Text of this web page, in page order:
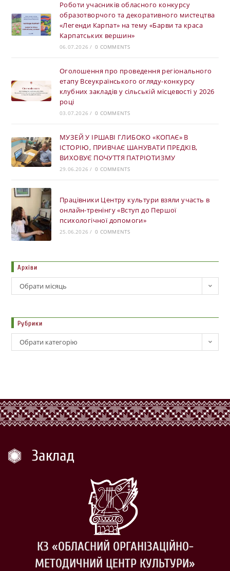
Роботи учасників обласного конкурсу
образотворчого та декоративного мистецтва
«Легенди Карпат» на тему «Барви та краса
Карпатських вершин»
06.07.2026 / 0 COMMENTS
Оголошення про проведення регіонального
етапу Всеукраїнського огляду-конкурсу
клубних закладів у сільській місцевості у 2026
році
03.07.2026 / 0 COMMENTS
МУЗЕЙ У ІРШАВІ ГЛИБОКО «КОПАЄ» В
ІСТОРІЮ, ПРИВЧАЄ ШАНУВАТИ ПРЕДКІВ,
ВИХОВУЄ ПОЧУТТЯ ПАТРІОТИЗМУ
29.06.2026 / 0 COMMENTS
Працівники Центру культури взяли участь в
онлайн-тренінгу «Вступ до Першої
психологічної допомоги»
25.06.2026 / 0 COMMENTS
Архіви
Обрати місяць
Рубрики
Обрати категорію
Заклад
КЗ «ОБЛАСНИЙ ОРГАНІЗАЦІЙНО-
МЕТОДИЧНИЙ ЦЕНТР КУЛЬТУРИ»